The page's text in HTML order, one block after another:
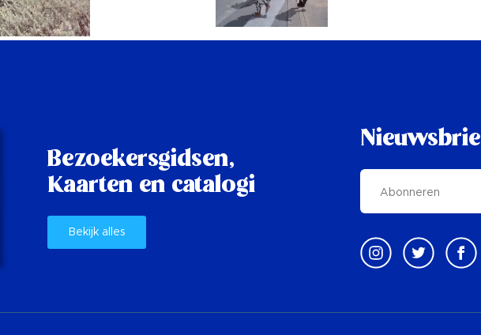
Bezoekersgidsen,
Kaarten en catalogi
Bekijk alles